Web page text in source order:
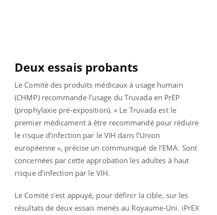
Deux essais probants
Le Comité des produits médicaux à usage humain
(CHMP) recommande l’usage du Truvada en PrEP
(prophylaxie pré-exposition). « Le Truvada est le
premier médicament à être recommandé pour réduire
le risque d’infection par le VIH dans l’Union
européenne », précise un communiqué de l’EMA. Sont
concernées par cette approbation les adultes à haut
risque d’infection par le VIH.
Le Comité s’est appuyé, pour définir la cible, sur les
résultats de deux essais menés au Royaume-Uni. iPrEX